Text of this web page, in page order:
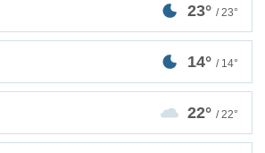
23° / 23°
14° / 14°
22° / 22°